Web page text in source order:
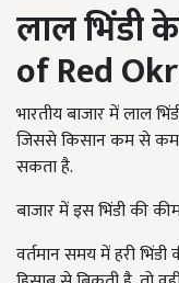
लाल भिंडी
of Red
भारतीय बाजार में लाल
जिससे किसान कम से
सकता है.
बाजार में इस भिंडी की
वर्तमान समय में हरी